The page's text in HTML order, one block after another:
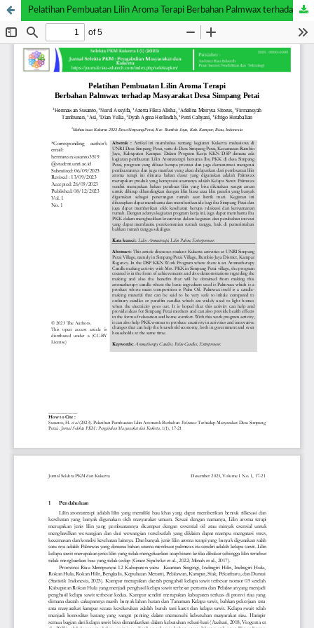
Pelatihan Pembuatan Lilin Aroma Terapi Berbahan Palmwax terhadap Masyarakat Desa Simpang Petai